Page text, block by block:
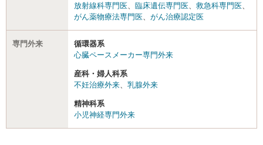
放射線科専門医
臨床遺伝専門医 救急科専門医
がん薬物療法専門医
がん治療認定医
専門外来
循環器系
心臓ペースメーカー専門外来
産科・婦人科系
不妊治療外来
乳腺外来
精神科系
小児神経専門外来